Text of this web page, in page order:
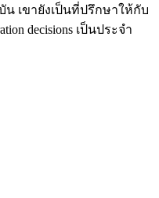
บัน เขายังเป็นที่ปรึกษาให้กับ
decisions เป็นประจำ